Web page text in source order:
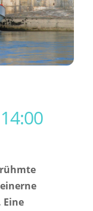
Eine